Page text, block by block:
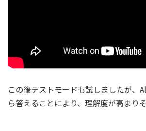
この後テストモードも試しましたが、
ら答えることにより、理解度が高まりそ